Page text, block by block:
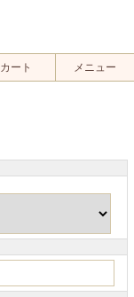
カート メニュー